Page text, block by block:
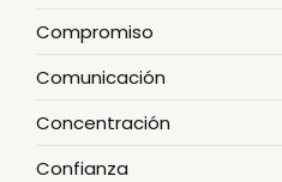
Compromiso
Comunicación
Concentración
Confianza